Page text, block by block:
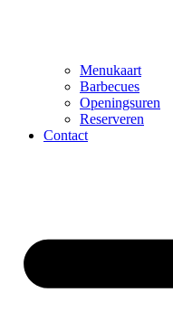
Menukaart
Barbecues
Openingsuren
Reserveren
Contact